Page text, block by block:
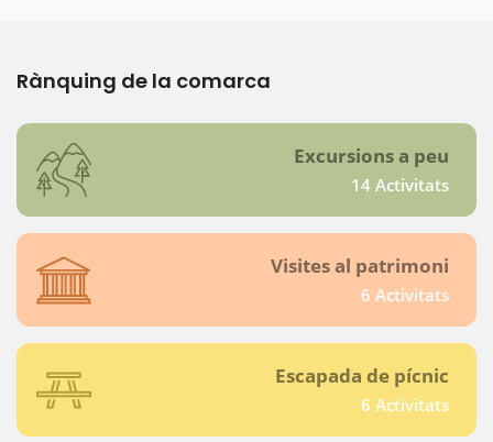
Rànquing de la comarca
Excursions a peu
14 Activitats
Visites al patrimoni
6 Activitats
Escapada de pícnic
6 Activitats